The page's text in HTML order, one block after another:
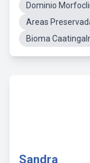
Dominio
Areas
Bioma
Sandra